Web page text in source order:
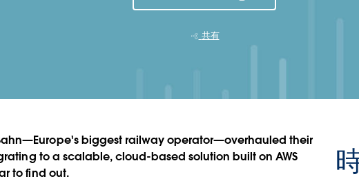
共有
biggest railway operator—overhauled their
to a scalable, cloud-based solution built on AWS
to find out.